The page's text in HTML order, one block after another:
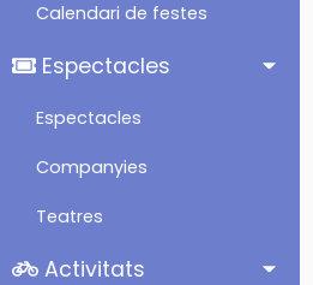
Calendari de festes
Espectacles
Espectacles
Companyies
Teatres
Activitats